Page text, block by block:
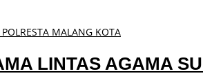
LINTAS AGAMA